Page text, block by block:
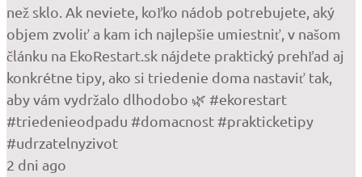
než sklo. Ak neviete, koľko nádob potrebujete, aký
objem zvoliť a kam ich najlepšie umiestniť, v našom
článku na EkoRestart.sk nájdete praktický prehľad aj
konkrétne tipy, ako si triedenie doma nastaviť tak,
aby vám vydržalo dlhodobo 🌿 #ekorestart
#triedenieodpadu #domacnost #prakticketipy
#udrzatelnyzivot
2 dni ago